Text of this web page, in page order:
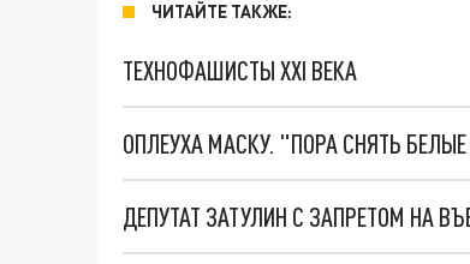
ЧИТАЙТЕ ТАКЖЕ:
ТЕХНОФАШИСТЫ XXI ВЕКА
ОПЛЕУХА МАСКУ. "ПОРА СНЯТЬ